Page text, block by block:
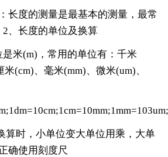
长度的测量是最基本的测量，最常
、长度的单位及换算
米(m)，常用的单位有：千米
(cm)、毫米(mm)、微米(um)、
算时，小单位变大单位用乘，大单
确使用刻度尺